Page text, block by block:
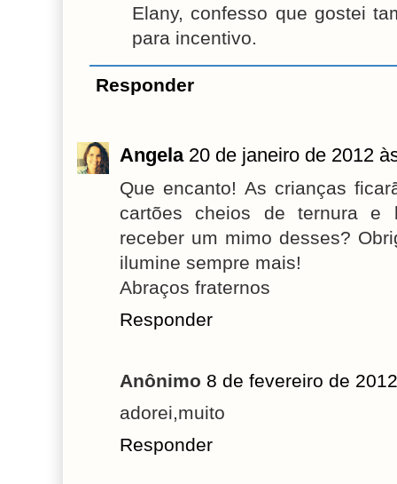
Elany, confesso que gostei
para incentivo.
Responder
Angela 20 de janeiro de 2012
Que encanto! As crianças
cartões cheios de ternura e
receber um mimo desses?
ilumine sempre mais!
Abraços fraternos
Responder
Anônimo 8 de fevereiro de
adorei,muito
Responder